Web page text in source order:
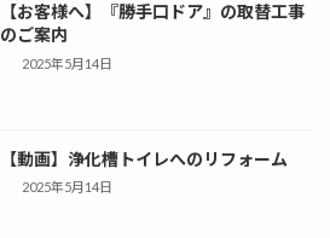
【お客様へ】『勝手口ドア』の取替工事
のご案内
2025年5月14日
【動画】浄化槽トイレへのリフォーム
2025年5月14日